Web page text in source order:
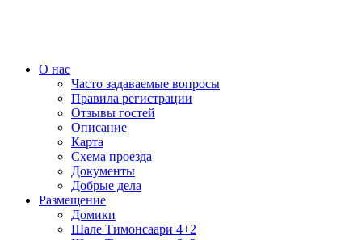
О нас
Часто задаваемые вопросы
Правила регистрации
Отзывы гостей
Описание
Карта
Схема проезда
Документы
Добрые дела
Размещение
Домики
Шале Тимонсаари 4+2